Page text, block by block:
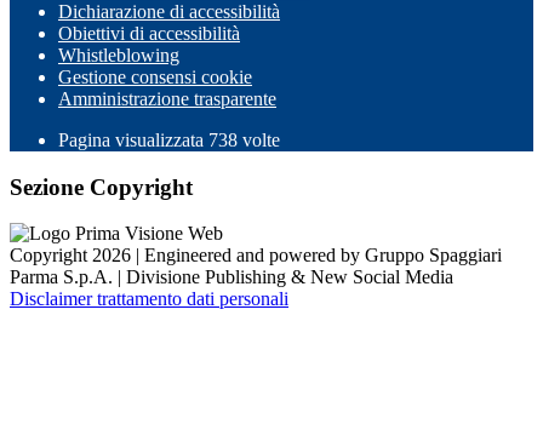
Dichiarazione di accessibilità
Obiettivi di accessibilità
Whistleblowing
Gestione consensi cookie
Amministrazione trasparente
Pagina visualizzata 738 volte
Sezione Copyright
Copyright 2026 | Engineered and powered by Gruppo Spaggiari
Parma S.p.A. | Divisione Publishing & New Social Media
Disclaimer trattamento dati personali